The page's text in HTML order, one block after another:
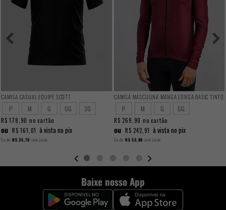
CAMISA CASUAL EQUIPE SCOTT
P M G GG 3G
R$ 178,90 no cartão
ou R$ 161,01 à vista no pix
5x de R$ 35,78 sem juros
CAMISA MASCULINA MANGA LONGA BASIC TINTO
P M G GG
R$ 269,90 no cartão
ou R$ 242,91 à vista no pix
5x de R$ 53,98 sem juros
Baixe nosso App